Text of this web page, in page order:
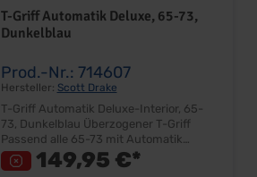
T-Griff Automatik Deluxe, 65-73,
Dunkelblau
Prod.-Nr.: 714607
Hersteller: Scott Drake
T-Griff Automatik Deluxe-Interior, 65-
73, Dunkelblau Überzogener T-Griff
Passend alle 65-73 mit Automatik
Farbe: Dunkelblau Sehr gute Qualität
Lieferumfang: Stück Preis: Pro Stück
149,95 €*